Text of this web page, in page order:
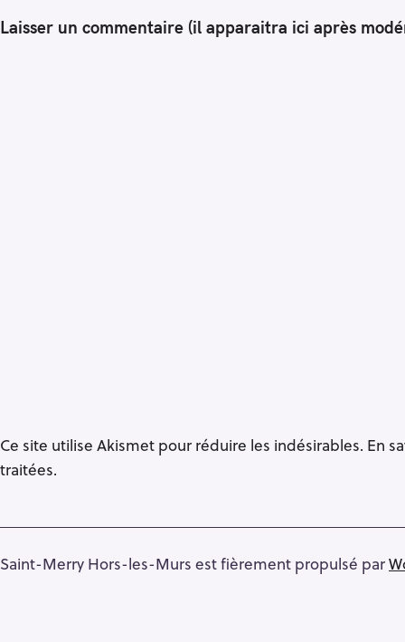
Laisser un commentaire (il apparaitra ici après
Ce site utilise Akismet pour réduire les indésirables. En
traitées.
Saint-Merry Hors-les-Murs est fièrement propulsé par